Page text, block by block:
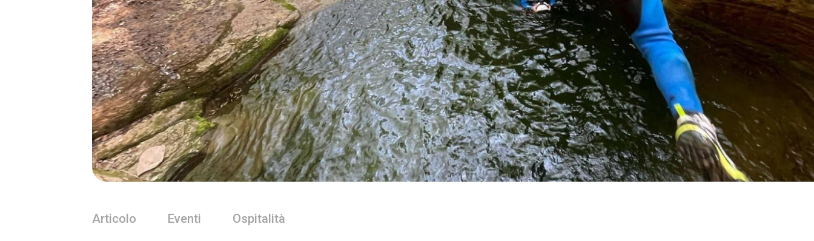
Articolo Eventi Ospitalità